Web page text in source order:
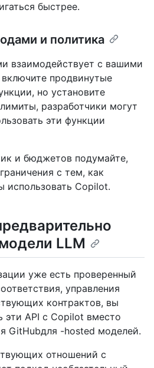
быстрее.
и политика
взаимодействует с вашими
продвинутые
но установите
разработчики могут
эти функции
и бюджетов подумайте,
с тем, как
использовать Copilot.
LLM
уже есть проверенный
управления
контрактов, вы
эти API с Copilot вместо
GitHubдля -hosted моделей.
отношений с